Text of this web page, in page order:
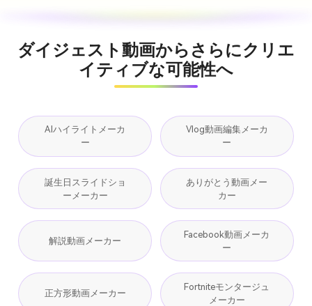
ダイジェスト動画からさらにクリエ
イティブな可能性へ
AIハイライトメーカ
ー
Vlog動画編集メーカ
ー
誕生日スライドショ
ーメーカー
ありがとう動画メー
カー
解説動画メーカー
Facebook動画メーカ
ー
正方形動画メーカー
Fortniteモンタージュ
メーカー